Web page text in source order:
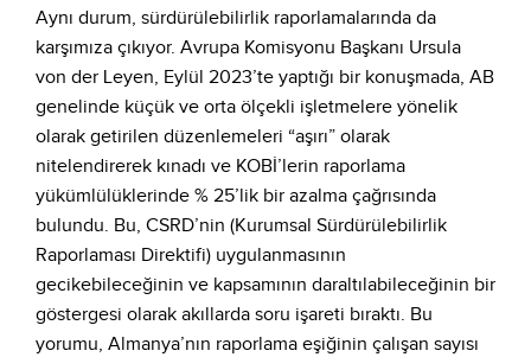
Aynı durum, sürdürülebilirlik raporlamalarında da
karşımıza çıkıyor. Avrupa Komisyonu Başkanı Ursula
von der Leyen, Eylül 2023’te yaptığı bir konuşmada, AB
genelinde küçük ve orta ölçekli işletmelere yönelik
olarak getirilen düzenlemeleri “aşırı” olarak
nitelendirerek kınadı ve KOBİ’lerin raporlama
yükümlülüklerinde % 25’lik bir azalma çağrısında
bulundu. Bu, CSRD’nin (Kurumsal Sürdürülebilirlik
Raporlaması Direktifi) uygulanmasının
gecikebileceğinin ve kapsamının daraltılabileceğinin bir
göstergesi olarak akıllarda soru işareti bıraktı. Bu
yorumu, Almanya’nın raporlama eşiğinin çalışan sayısı